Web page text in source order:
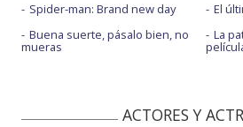
Spider-man: Brand new day
Buena suerte, pásalo bien, no
mueras
El
La
ACTORES Y